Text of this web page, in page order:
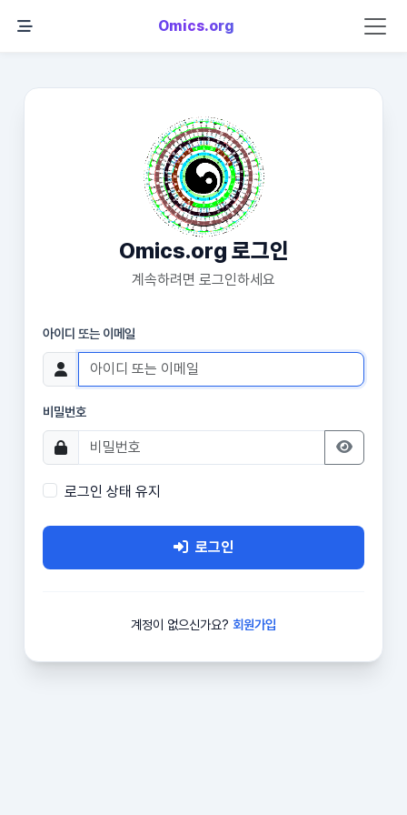
Omics.org
Omics.org 로그인
계속하려면 로그인하세요
아이디 또는 이메일
비밀번호
로그인 상태 유지
로그인
계정이 없으신가요? 회원가입